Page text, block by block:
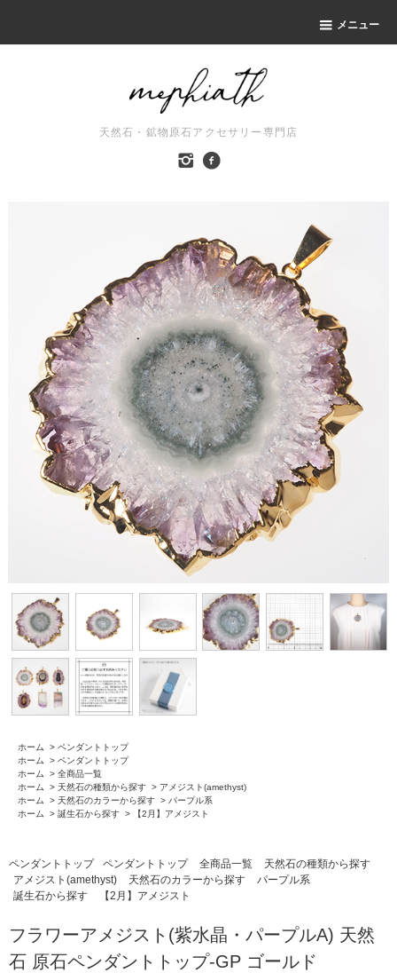
メニュー
天然石・鉱物原石アクセサリー専門店
ホーム > ペンダントトップ
ホーム
> ペンダントトップ
ホーム
> 全商品一覧
ホーム
> 天然石の種類から探す > アメジスト(amethyst)
ホーム
> 天然石のカラーから探す > パープル系
ホーム
> 誕生石から探す > 【2月】アメジスト
ペンダントトップ ペンダントトップ 全商品一覧
天然石の種類から探す
アメジスト(amethyst)
天然石のカラーから探す
パープル系
誕生石から探す
【2月】アメジスト
フラワーアメジスト(紫水晶・パープルA) 天然
石 原石ペンダントトップ-GP ゴールド